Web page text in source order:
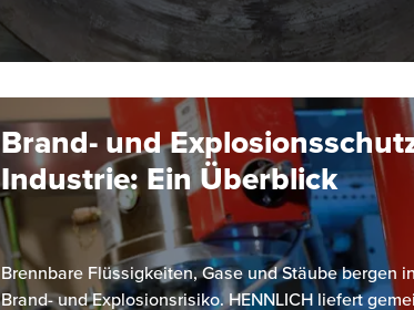
Brand- und
Industrie: Ein Überblick
Brennbare Flüssigkeiten, Gase und Stäube bergen
Brand- und Explosionsrisiko. HENNLICH liefert